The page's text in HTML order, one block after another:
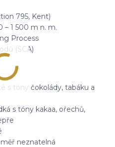
795, Kent)
– 1 500 m n. m.
Process
(SCA)
s tóny čokolády, tabáku a
s tóny kakaa, ořechů,
neznatelná